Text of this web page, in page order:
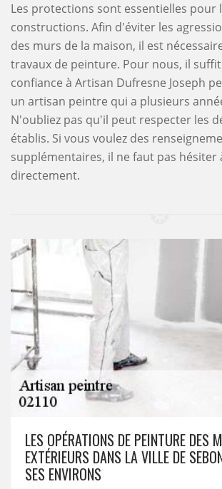
Les protections sont essentielles pour
constructions. Afin d'éviter les
des murs de la maison, il est
travaux de peinture. Pour nous, il
confiance à Artisan Dufresne Joseph
un artisan peintre qui a plusieurs
N'oubliez pas qu'il peut respecter les
établis. Si vous voulez des
supplémentaires, il ne faut pas hésiter
directement.
LES OPÉRATIONS DE PEINTURE DES
EXTÉRIEURS DANS LA VILLE DE
SES ENVIRONS